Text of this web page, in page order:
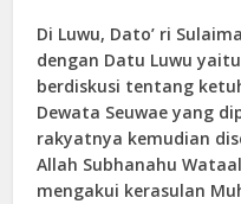
Di Luwu, Dato’ ri
dengan Datu Luwu
berdiskusi tentang
Dewata Seuwae yang
rakyatnya kemudian
Allah Subhanahu
mengakui kerasulan